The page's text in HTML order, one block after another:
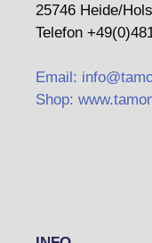
25746 Heide/
Telefon
Email:
Shop: